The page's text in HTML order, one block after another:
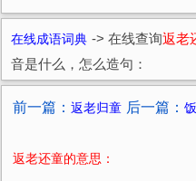
在线成语词典 -> 在线查询返老
音是什么，怎么造句：
前一篇： 返老归童 后一篇：
返老还童的意思：